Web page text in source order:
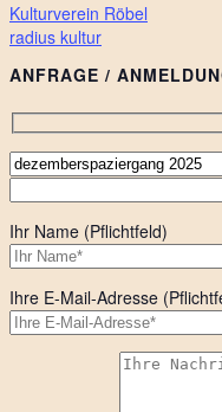
Kulturverein Röbel
radius kultur
ANFRAGE /
Ihr Name (Pflichtfeld)
Ihre E-Mail-Adresse